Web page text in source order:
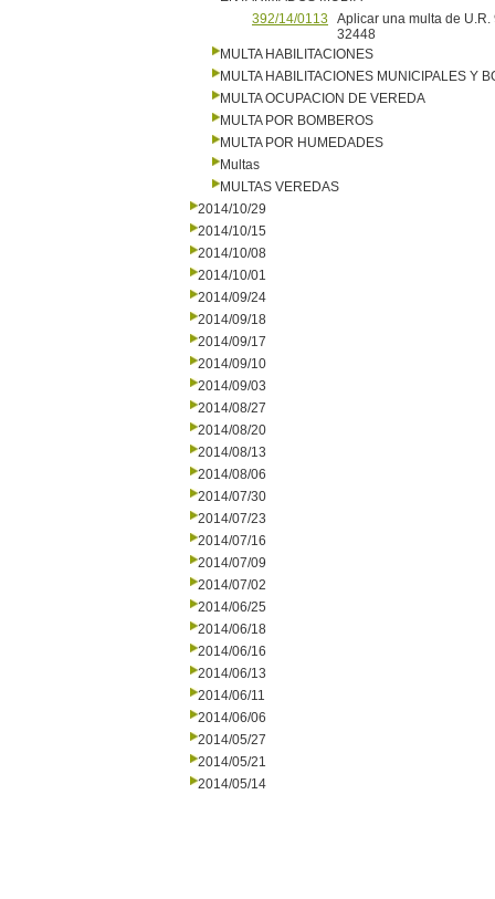
392/14/0113
Aplicar una multa de U.R.
32448
MULTA HABILITACIONES
MULTA HABILITACIONES MUNICIPALES Y
MULTA OCUPACION DE VEREDA
MULTA POR BOMBEROS
MULTA POR HUMEDADES
Multas
MULTAS VEREDAS
2014/10/29
2014/10/15
2014/10/08
2014/10/01
2014/09/24
2014/09/18
2014/09/17
2014/09/10
2014/09/03
2014/08/27
2014/08/20
2014/08/13
2014/08/06
2014/07/30
2014/07/23
2014/07/16
2014/07/09
2014/07/02
2014/06/25
2014/06/18
2014/06/16
2014/06/13
2014/06/11
2014/06/06
2014/05/27
2014/05/21
2014/05/14